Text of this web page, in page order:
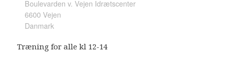
Boulevarden v. Vejen Idrætscenter
6600 Vejen
Danmark
Træning for alle kl 12-14